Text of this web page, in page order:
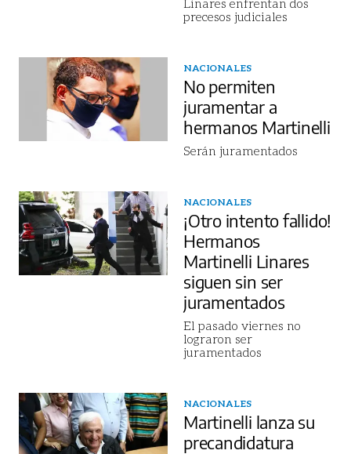
precesos judiciales
NACIONALES
No permiten
juramentar a
hermanos Martinelli
Serán juramentados
NACIONALES
¡Otro intento fallido!
Hermanos
Martinelli Linares
siguen sin ser
juramentados
El pasado viernes no
lograron ser
juramentados
NACIONALES
Martinelli lanza su
precandidatura